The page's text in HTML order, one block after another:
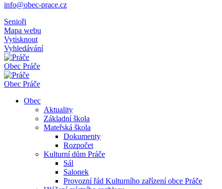
info@obec-prace.cz
Senioři
Mapa webu
Vytisknout
Vyhledávání
Obec Práče
Obec Práče
Obec
Aktuality
Základní škola
Mateřská škola
Dokumenty
Rozpočet
Kulturní dům Práče
Sál
Salonek
Provozní řád Kulturního zařízení obce Práče